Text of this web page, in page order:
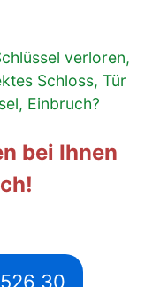
verloren,
Schloss, Tür
Einbruch?
bei Ihnen
30